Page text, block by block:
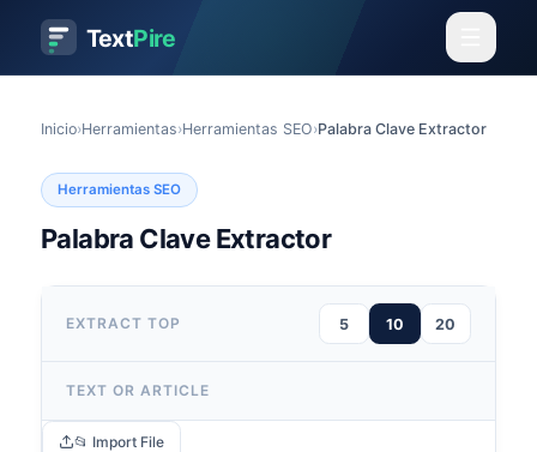
TextPire
Inicio›Herramientas›Herramientas SEO›Palabra Clave Extractor
Herramientas SEO
Palabra Clave Extractor
EXTRACT TOP 5 10 20
TEXT OR ARTICLE
📂 Import File